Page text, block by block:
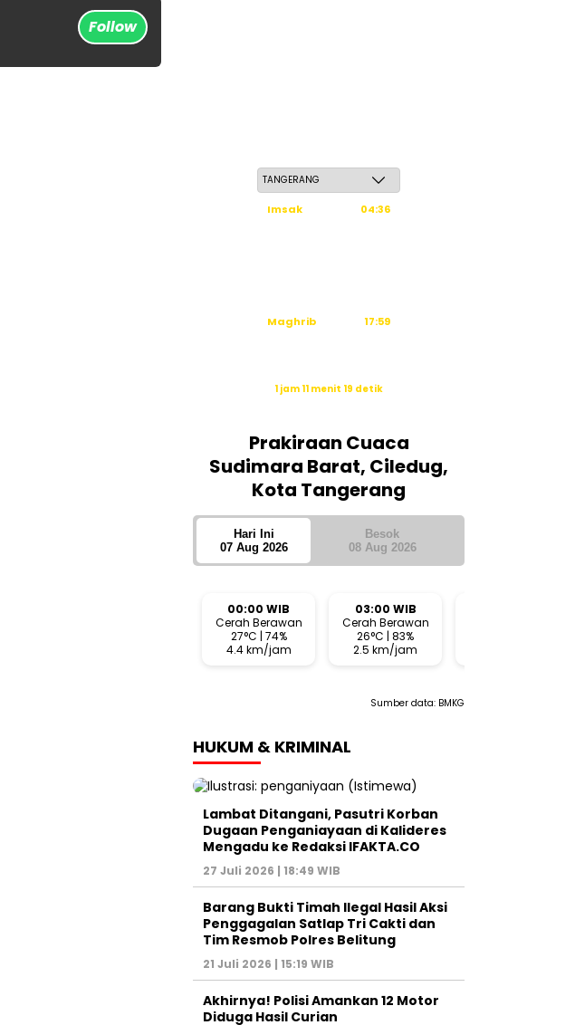
Follow
Imsak
04:36
Maghrib
17:59
1 jam 11 menit 18 detik
Prakiraan Cuaca
Sudimara Barat, Ciledug,
Kota Tangerang
Hari Ini
07 Aug 2026
Besok
08 Aug 2026
00:00 WIB
Cerah Berawan
27°C | 74%
4.4 km/jam
03:00 WIB
Cerah Berawan
26°C | 83%
2.5 km/jam
Sumber data: BMKG
HUKUM & KRIMINAL
Lambat Ditangani, Pasutri Korban
Dugaan Penganiayaan di Kalideres
Mengadu ke Redaksi IFAKTA.CO
27 Juli 2026 | 18:49 WIB
Barang Bukti Timah Ilegal Hasil Aksi
Penggagalan Satlap Tri Cakti dan
Tim Resmob Polres Belitung
21 Juli 2026 | 15:19 WIB
Akhirnya! Polisi Amankan 12 Motor
Diduga Hasil Curian